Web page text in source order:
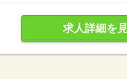
求人詳細を